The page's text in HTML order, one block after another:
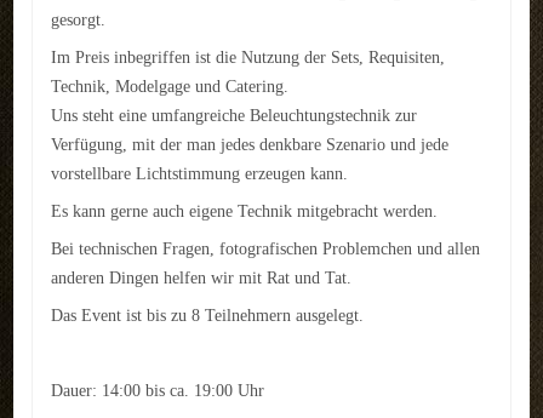
KONTAKT
Kontakt
Impressum
AKTUELLES
gesorgt.
Im Preis inbegriffen ist die Nutzung der Sets, Requisiten,
Technik, Modelgage und Catering.
Uns steht eine umfangreiche Beleuchtungstechnik zur
Verfügung, mit der man jedes denkbare Szenario und jede
vorstellbare Lichtstimmung erzeugen kann.
Es kann gerne auch eigene Technik mitgebracht werden.
Bei technischen Fragen, fotografischen Problemchen und allen
anderen Dingen helfen wir mit Rat und Tat.
Das Event ist bis zu 8 Teilnehmern ausgelegt.
Dauer: 14:00 bis ca. 19:00 Uhr